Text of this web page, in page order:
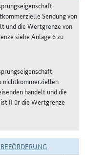
Sendung von
und die Wertgrenze von
siehe Anlage 6 zu
nichtkommerziellen
handelt und die
(Für die Wertgrenze